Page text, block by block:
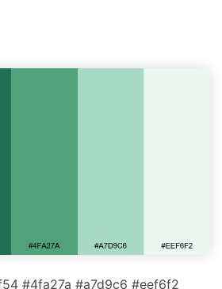
#4fa27a #a7d9c6 #eef6f2